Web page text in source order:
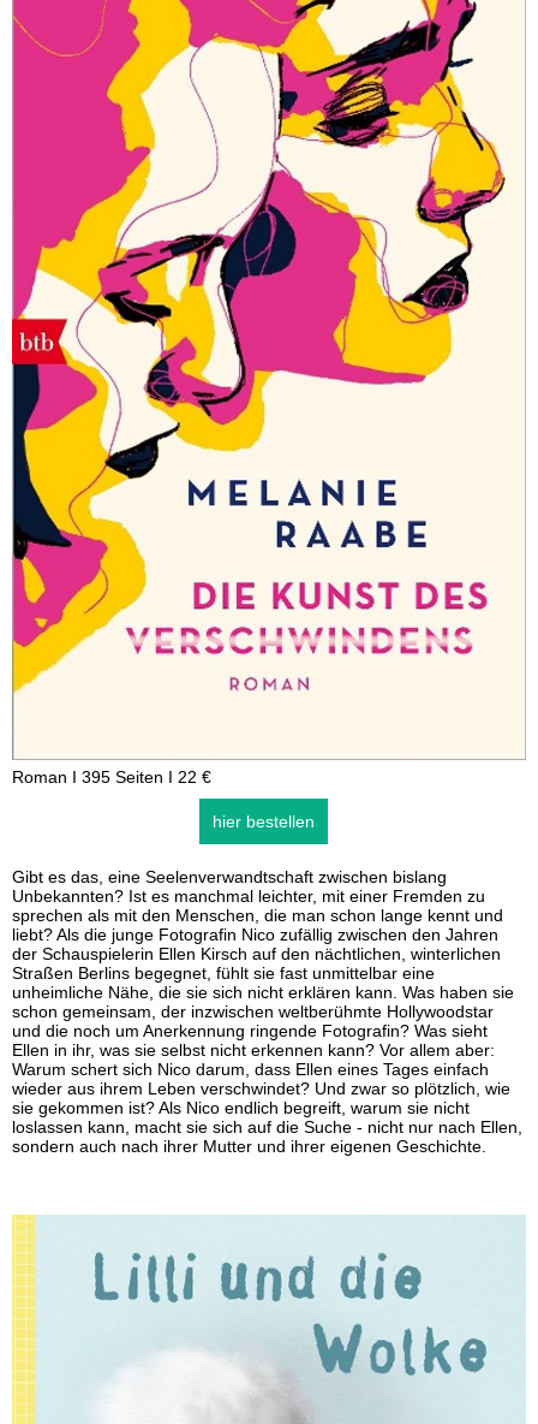
Roman I 395 Seiten I 22 €
hier bestellen
Gibt es das, eine Seelenverwandtschaft zwischen bislang
Unbekannten? Ist es manchmal leichter, mit einer Fremden zu
sprechen als mit den Menschen, die man schon lange kennt und
liebt? Als die junge Fotografin Nico zufällig zwischen den Jahren
der Schauspielerin Ellen Kirsch auf den nächtlichen, winterlichen
Straßen Berlins begegnet, fühlt sie fast unmittelbar eine
unheimliche Nähe, die sie sich nicht erklären kann. Was haben sie
schon gemeinsam, der inzwischen weltberühmte Hollywoodstar
und die noch um Anerkennung ringende Fotografin? Was sieht
Ellen in ihr, was sie selbst nicht erkennen kann? Vor allem aber:
Warum schert sich Nico darum, dass Ellen eines Tages einfach
wieder aus ihrem Leben verschwindet? Und zwar so plötzlich, wie
sie gekommen ist? Als Nico endlich begreift, warum sie nicht
loslassen kann, macht sie sich auf die Suche - nicht nur nach Ellen,
sondern auch nach ihrer Mutter und ihrer eigenen Geschichte.